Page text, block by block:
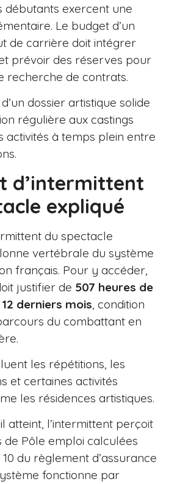
débutants exercent une
Le budget d’un
de carrière doit intégrer
prévoir des réserves pour
recherche de contrats.
dossier artistique solide
régulière aux castings
activités à temps plein entre
d’intermittent
expliqué
du spectacle
vertébrale du système
français. Pour y accéder,
justifier de 507 heures de
derniers mois , condition
du combattant en
les répétitions, les
et certaines activités
les résidences artistiques.
atteint, l’intermittent perçoit
de Pôle emploi calculées
10 du règlement d’assurance
fonctionne par